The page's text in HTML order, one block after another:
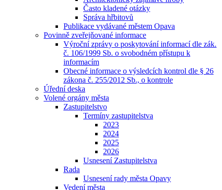
Často kladené otázky
Správa hřbitovů
Publikace vydávané městem Opava
Povinně zveřejňované informace
Výroční zprávy o poskytování informací dle zák.
č. 106/1999 Sb. o svobodném přístupu k
informacím
Obecné informace o výsledcích kontrol dle § 26
zákona č. 255/2012 Sb., o kontrole
Úřední deska
Volené orgány města
Zastupitelstvo
Termíny zastupitelstva
2023
2024
2025
2026
Usnesení Zastupitelstva
Rada
Usnesení rady města Opavy
Vedení města